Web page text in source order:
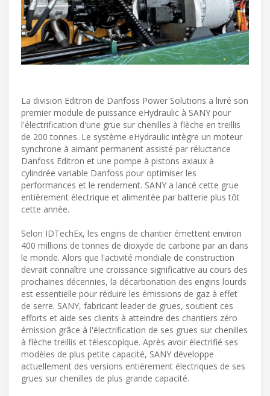
La division Editron de Danfoss Power Solutions a livré son
premier module de puissance eHydraulic à SANY pour
l'électrification d'une grue sur chenilles à flèche en treillis
de 200 tonnes. Le système eHydraulic intègre un moteur
synchrone à aimant permanent assisté par réluctance
Danfoss Editron et une pompe à pistons axiaux à
cylindrée variable Danfoss pour optimiser les
performances et le rendement. SANY a lancé cette grue
entièrement électrique et alimentée par batterie plus tôt
cette année.
Selon IDTechEx, les engins de chantier émettent environ
400 millions de tonnes de dioxyde de carbone par an dans
le monde. Alors que l'activité mondiale de construction
devrait connaître une croissance significative au cours des
prochaines décennies, la décarbonation des engins lourds
est essentielle pour réduire les émissions de gaz à effet
de serre. SANY, fabricant leader de grues, soutient ces
efforts et aide ses clients à atteindre des chantiers zéro
émission grâce à l'électrification de ses grues sur chenilles
à flèche treillis et télescopique. Après avoir électrifié ses
modèles de plus petite capacité, SANY développe
actuellement des versions entièrement électriques de ses
grues sur chenilles de plus grande capacité.